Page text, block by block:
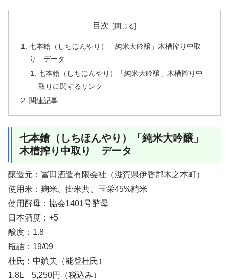
目次
七本鎗（しちほんやり）「純米大吟醸」木槽搾り中取
り データ
七本鎗（しちほんやり）「純米大吟醸」木槽搾り中
取りに関するリンク
関連記事
七本鎗（しちほんやり）「純米大吟醸」
木槽搾り中取り データ
醸造元：冨田酒造有限会社（滋賀県伊香郡木之本町）
使用米：麹米、掛米共、玉栄45%精米
使用酵母：協会1401号酵母
日本酒度：+5
酸度：1.8
瓶詰：19/09
杜氏：中鎮夫（能登杜氏）
1.8L 5,250円（税込み）